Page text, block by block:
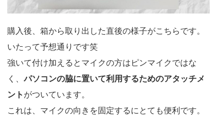
購入後、箱から取り出した直後の様子がこちらです。
いたって予想通りです笑
強いて付け加えるとマイクの方はピンマイクではな
く、パソコンの脇に置いて利用するためのアタッチメ
ント がついています。
これは、マイクの向きを固定するにとても便利です。